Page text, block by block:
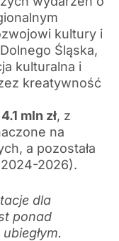
kultury i
Śląska,
kulturalna i
kreatywność
4.1 mln zł, z
na
a pozostała
2026).
dla
ponad